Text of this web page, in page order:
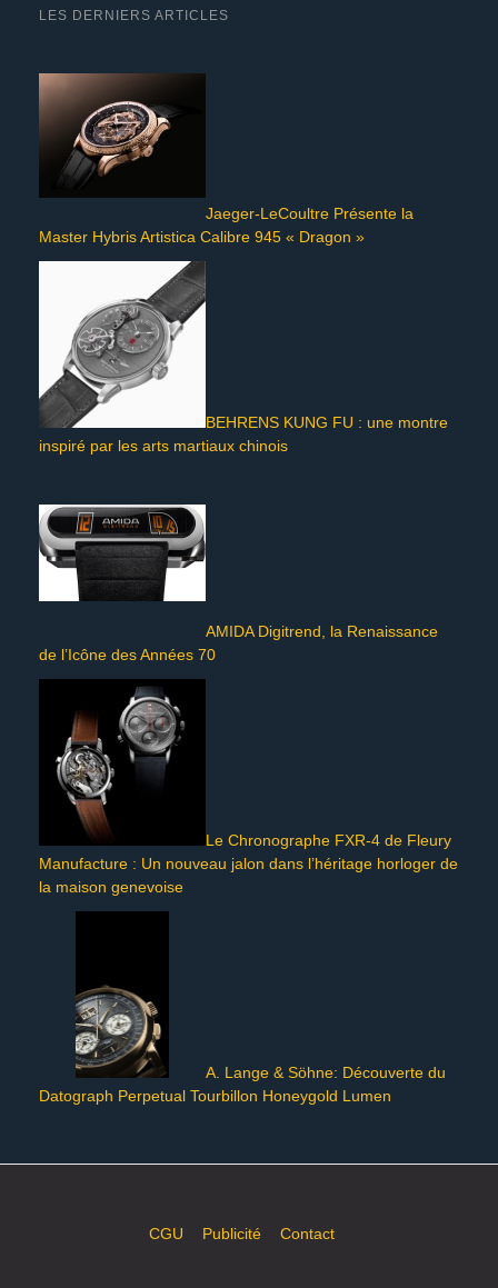
LES DERNIERS ARTICLES
Jaeger-LeCoultre Présente la
Master Hybris Artistica Calibre 945 « Dragon »
BEHRENS KUNG FU : une montre
inspiré par les arts martiaux chinois
AMIDA Digitrend, la Renaissance
de l’Icône des Années 70
Le Chronographe FXR-4 de Fleury
Manufacture : Un nouveau jalon dans l’héritage horloger de
la maison genevoise
A. Lange & Söhne: Découverte du
Datograph Perpetual Tourbillon Honeygold Lumen
CGU Publicité Contact